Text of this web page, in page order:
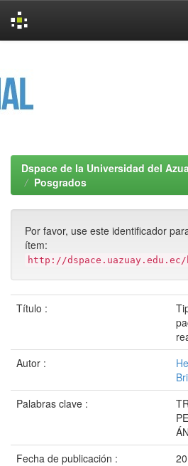
Dspace de la Universidad del
Posgrados
Por favor, use este identificador
ítem:
http://dspace.uazuay.edu.ec/
Título :
Autor :
Palabras clave :
Fecha de publicación :